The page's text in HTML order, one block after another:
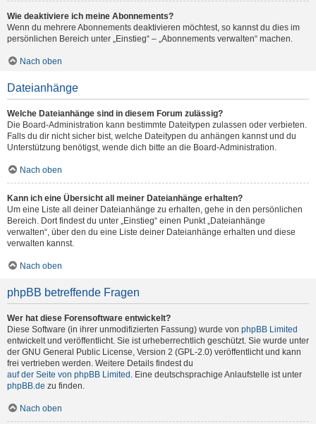
Wie deaktiviere ich meine Abonnements?
Wenn du mehrere Abonnements deaktivieren möchtest, so kannst du dies im
persönlichen Bereich unter „Einstieg“ – „Abonnements verwalten“ machen.
Nach oben
Dateianhänge
Welche Dateianhänge sind in diesem Forum zulässig?
Die Board-Administration kann bestimmte Dateitypen zulassen oder verbieten.
Falls du dir nicht sicher bist, welche Dateitypen du anhängen kannst und du
Unterstützung benötigst, wende dich bitte an die Board-Administration.
Nach oben
Kann ich eine Übersicht all meiner Dateianhänge erhalten?
Um eine Liste all deiner Dateianhänge zu erhalten, gehe in den persönlichen
Bereich. Dort findest du unter „Einstieg“ einen Punkt „Dateianhänge
verwalten“, über den du eine Liste deiner Dateianhänge erhalten und diese
verwalten kannst.
Nach oben
phpBB betreffende Fragen
Wer hat diese Forensoftware entwickelt?
Diese Software (in ihrer unmodifizierten Fassung) wurde von phpBB Limited
entwickelt und veröffentlicht. Sie ist urheberrechtlich geschützt. Sie wurde unter
der GNU General Public License, Version 2 (GPL-2.0) veröffentlicht und kann
frei vertrieben werden. Weitere Details findest du
auf der Seite von phpBB Limited . Eine deutschsprachige Anlaufstelle ist unter
phpBB.de zu finden.
Nach oben